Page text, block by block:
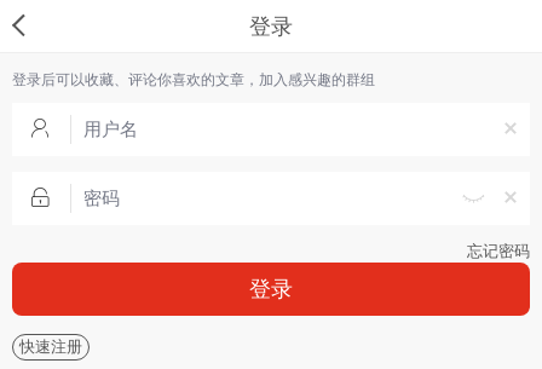
登录
登录后可以收藏、评论你喜欢的文章，加入感兴趣的群组
忘记密码
登录
快速注册